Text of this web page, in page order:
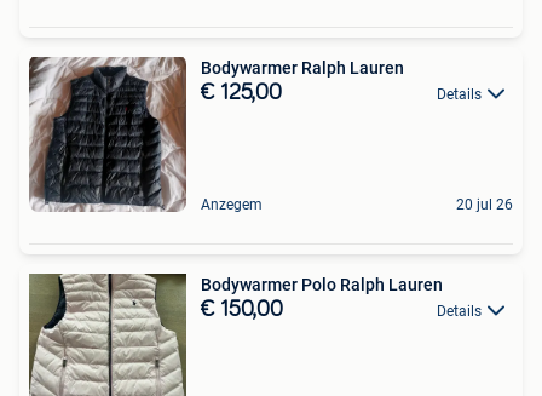
Bodywarmer Ralph Lauren
€ 125,00 Details
Anzegem 20 jul 26
Bodywarmer Polo Ralph Lauren
€ 150,00 Details